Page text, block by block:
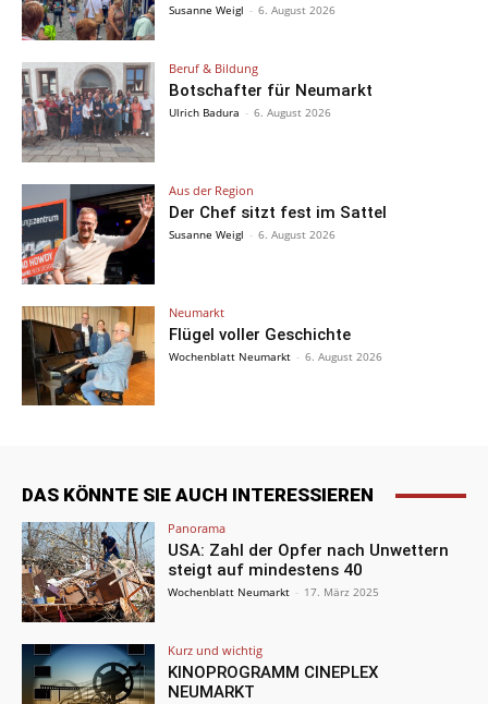
Susanne Weigl - 6. August 2026
Beruf & Bildung
Botschafter für Neumarkt
Ulrich Badura - 6. August 2026
Aus der Region
Der Chef sitzt fest im Sattel
Susanne Weigl - 6. August 2026
Neumarkt
Flügel voller Geschichte
Wochenblatt Neumarkt - 6. August 2026
DAS KÖNNTE SIE AUCH INTERESSIEREN
Panorama
USA: Zahl der Opfer nach Unwettern
steigt auf mindestens 40
Wochenblatt Neumarkt - 17. März 2025
Kurz und wichtig
KINOPROGRAMM CINEPLEX
NEUMARKT